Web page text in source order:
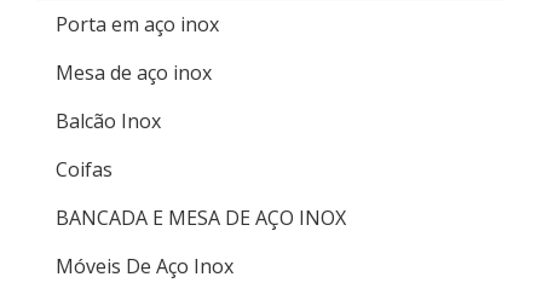
Porta em aço inox
Mesa de aço inox
Balcão Inox
Coifas
BANCADA E MESA DE AÇO INOX
Móveis De Aço Inox